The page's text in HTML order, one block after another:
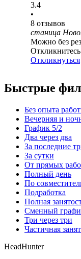
3.4
•
8 отзывов
станица
Можно без
Откликнуться
Быстрые
Без опыта
Вечерняя и
График 5/2
Два через два
За последние
За сутки
От прямых
Полный день
По
Подработка
Полная
Сменный
Три через три
Частичная
HeadHunter